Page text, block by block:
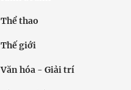
Thể thao
Thế giới
Văn hóa - Giải trí